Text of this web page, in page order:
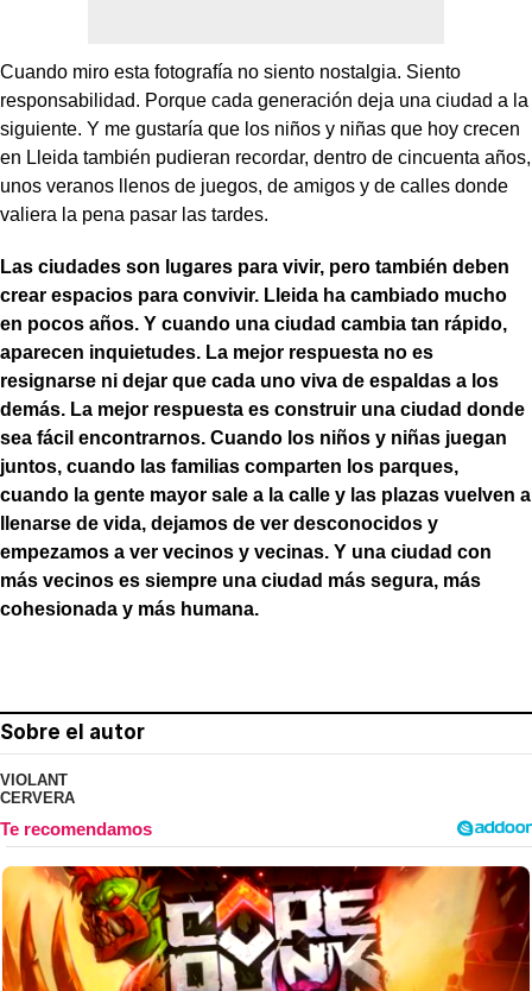
Cuando miro esta fotografía no siento nostalgia. Siento
responsabilidad. Porque cada generación deja una ciudad a la
siguiente. Y me gustaría que los niños y niñas que hoy crecen
en Lleida también pudieran recordar, dentro de cincuenta años,
unos veranos llenos de juegos, de amigos y de calles donde
valiera la pena pasar las tardes.
Las ciudades son lugares para vivir, pero también deben
crear espacios para convivir. Lleida ha cambiado mucho
en pocos años. Y cuando una ciudad cambia tan rápido,
aparecen inquietudes. La mejor respuesta no es
resignarse ni dejar que cada uno viva de espaldas a los
demás. La mejor respuesta es construir una ciudad donde
sea fácil encontrarnos. Cuando los niños y niñas juegan
juntos, cuando las familias comparten los parques,
cuando la gente mayor sale a la calle y las plazas vuelven a
llenarse de vida, dejamos de ver desconocidos y
empezamos a ver vecinos y vecinas. Y una ciudad con
más vecinos es siempre una ciudad más segura, más
cohesionada y más humana.
Sobre el autor
VIOLANT
CERVERA